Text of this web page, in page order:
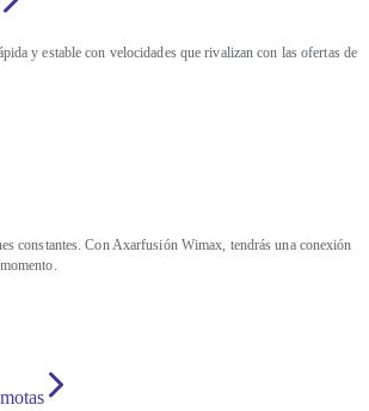
y estable con velocidades que rivalizan con las ofertas de
constantes. Con Axarfusión Wimax, tendrás una conexión